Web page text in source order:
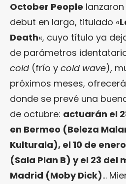
October People
debut en largo, titulado «
Death«, cuyo título ya
de parámetros
cold(frío y cold wave),
próximos meses,
donde se prevé una
de octubre: actuarán el
en Bermeo (Beleza
Kulturala), el 10 de
(Sala Plan B) y el 23 del
Madrid (Moby Dick)…